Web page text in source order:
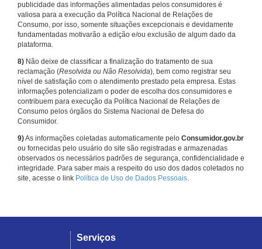
publicidade das informações alimentadas pelos consumidores é
valiosa para a execução da Política Nacional de Relações de
Consumo, por isso, somente situações excepcionais e devidamente
fundamentadas motivarão a edição e/ou exclusão de algum dado da
plataforma.
8) Não deixe de classificar a finalização do tratamento de sua
reclamação (Resolvida ou Não Resolvida), bem como registrar seu
nível de satisfação com o atendimento prestado pela empresa. Estas
informações potencializam o poder de escolha dos consumidores e
contribuem para execução da Política Nacional de Relações de
Consumo pelos órgãos do Sistema Nacional de Defesa do
Consumidor.
9)As informações coletadas automaticamente pelo Consumidor.gov.br
ou fornecidas pelo usuário do site são registradas e armazenadas
observados os necessários padrões de segurança, confidencialidade e
integridade. Para saber mais a respeito do uso dos dados coletados no
site, acesse o link Política de Uso de Dados Pessoais.
Serviços